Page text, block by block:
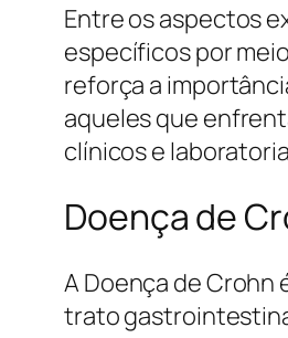
Entre os aspectos
específicos por
reforça a
aqueles que
clínicos e
Doença de
A Doença de
trato